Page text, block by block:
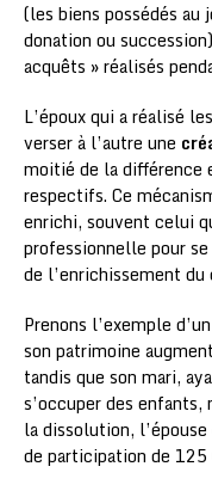
(les biens possédés au
donation ou
acquêts » réalisés
L’époux qui a réalisé
verser à l’autre une
moitié de la différence
respectifs. Ce
enrichi, souvent celui
professionnelle pour
de l’enrichissement du
Prenons l’exemple
son patrimoine
tandis que son mari,
s’occuper des
la dissolution,
de participation de